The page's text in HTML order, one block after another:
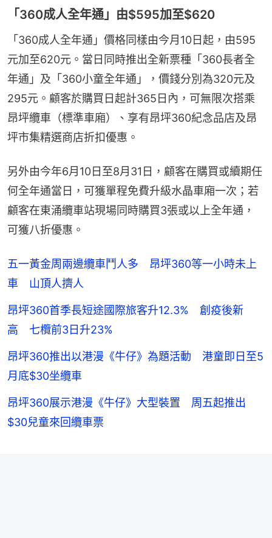
「360成人全年通」由$595加至$620
「360成人全年通」價格同樣由今月10日起，由595
元加至620元。當日同時推出全新票種「360長者全
年通」及「360小童全年通」，價錢分別為320元及
295元。顧客於購買日起計365日內，可無限次搭乘
昂坪纜車（標準車廂）、享有昂坪360紀念品店及昂
坪市集精選商店折扣優惠。
另外由今年6月10日至8月31日，顧客在購買或續期任
何全年通當日，可獲單程免費升級水晶車廂一次；若
顧客在東涌纜車站現場同時購買3張或以上全年通，
可獲八折優惠。
五一黃金周兩邊纜車鬥人多 昂坪360等一小時未上
車 山頂人擠人
昂坪360首季長短途國際旅客升12.3% 創疫後新
高 七欖前3日升23%
昂坪360推出以港漫《牛仔》為題活動 港童即日至5
月底$30坐纜車
昂坪360展示港漫《牛仔》大型裝置 周五起推出
$30兒童來回纜車票